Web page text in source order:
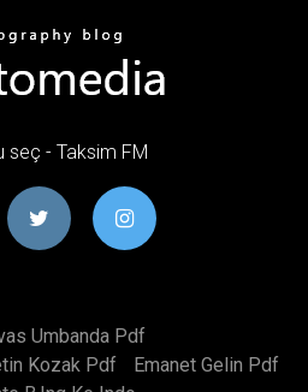
seç - Taksim FM
Umbanda Pdf
Kozak Pdf
Emanet Gelin Pdf